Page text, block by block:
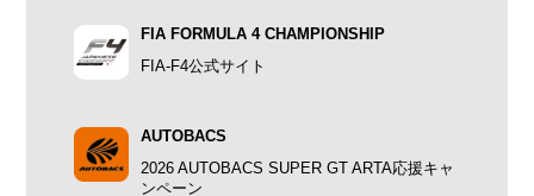
FIA FORMULA 4 CHAMPIONSHIP
FIA-F4公式サイト
AUTOBACS
2026 AUTOBACS SUPER GT ARTA応援キャ
ンペーン